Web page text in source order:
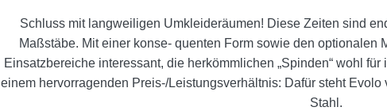
Schluss mit langweiligen Umkleideräumen! Diese Zeiten sind
Maßstäbe. Mit einer konse- quenten Form sowie den optionalen
Einsatzbereiche interessant, die herkömmlichen „Spinden“ wohl
einem hervorragenden Preis-/Leistungsverhältnis: Dafür steht
Stahl.